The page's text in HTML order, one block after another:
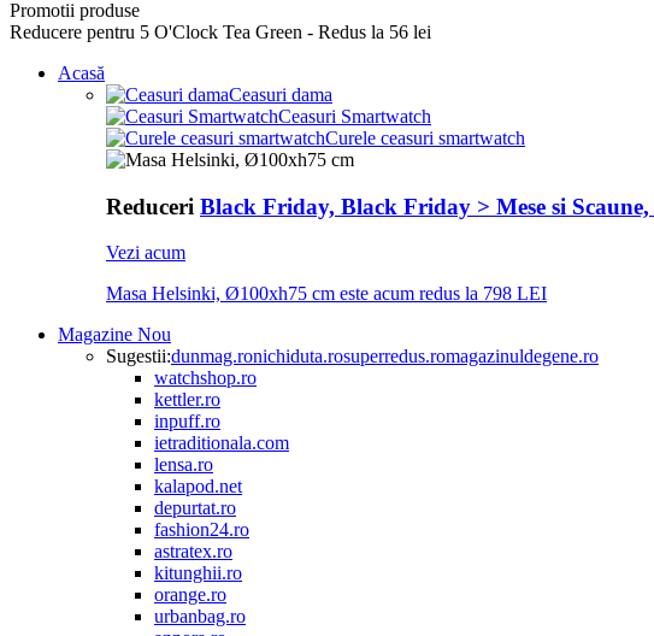
Promotii produse
Reducere pentru 5 O'Clock Tea Green - Redus la 56 lei
Acasă
Ceasuri dama
Ceasuri Smartwatch
Curele ceasuri smartwatch
Reduceri Black Friday, Black Friday > Mese si
Vezi acum
Masa Helsinki, Ø100xh75 cm este acum redus la 798 LEI
Magazine Nou
Sugestii:dunmag.ronichiduta.rosuperredus.romagazinuldegene.ro
watchshop.ro
kettler.ro
inpuff.ro
ietraditionala.com
lensa.ro
kalapod.net
depurtat.ro
fashion24.ro
astratex.ro
kitunghii.ro
orange.ro
urbanbag.ro